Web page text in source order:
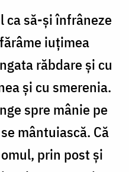
ca să-şi înfrâneze
iuţimea
răbdare şi cu
şi cu smerenia.
spre mânie pe
mântuiască. Că
prin post şi